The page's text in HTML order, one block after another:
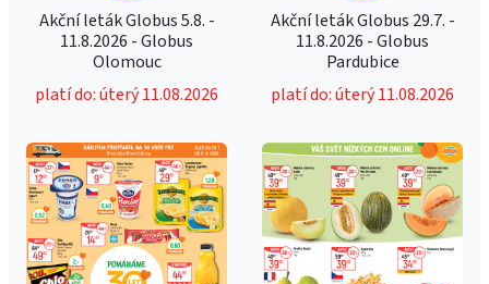
Akční leták Globus 5.8. -
11.8.2026 - Globus
Olomouc
platí do: úterý 11.08.2026
Akční leták Globus 29.7. -
11.8.2026 - Globus
Pardubice
platí do: úterý 11.08.2026